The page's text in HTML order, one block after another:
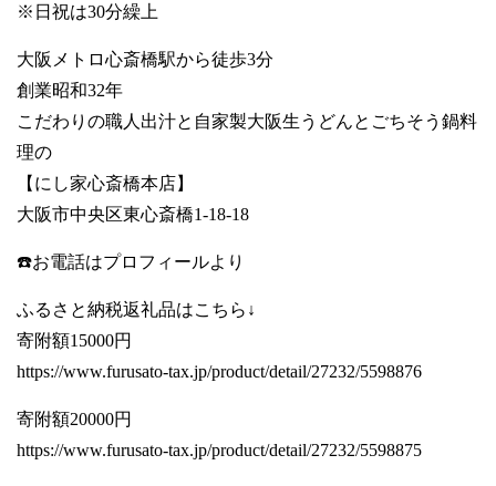
※日祝は30分繰上
大阪メトロ心斎橋駅から徒歩3分
創業昭和32年
こだわりの職人出汁と自家製大阪生うどんとごちそう鍋料
理の
【にし家心斎橋本店】
大阪市中央区東心斎橋1-18-18
☎️お電話はプロフィールより
ふるさと納税返礼品はこちら↓
寄附額15000円
https://www.furusato-tax.jp/product/detail/27232/5598876
寄附額20000円
https://www.furusato-tax.jp/product/detail/27232/5598875